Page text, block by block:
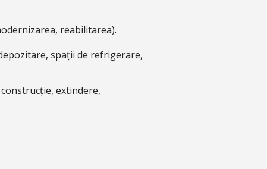
reabilitarea).
spații de refrigerare,
extindere,